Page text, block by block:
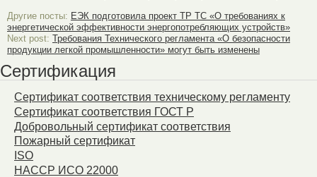
Другие посты: ЕЭК подготовила проект ТР ТС «О требованиях к
энергетической эффективности энергопотребляющих устройств»
Next post: Требования Технического регламента «О безопасности
продукции легкой промышленности» могут быть изменены
Сертификация
Сертификат соответствия техническому регламенту
Сертификат соответствия ГОСТ Р
Добровольный сертификат соответствия
Пожарный сертификат
ISO
HACCP ИСО 22000